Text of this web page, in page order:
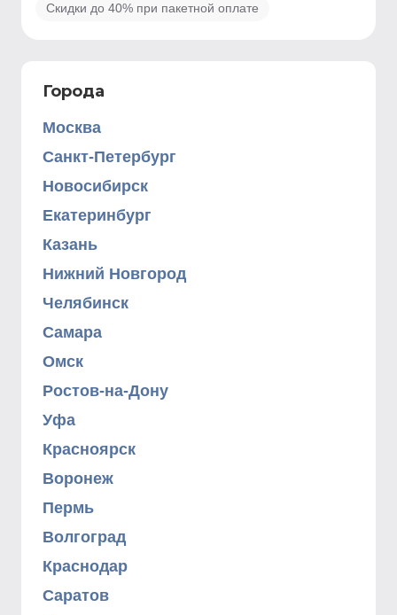
Скидки до 40% при пакетной оплате
Города
Москва
Санкт-Петербург
Новосибирск
Екатеринбург
Казань
Нижний Новгород
Челябинск
Самара
Омск
Ростов-на-Дону
Уфа
Красноярск
Воронеж
Пермь
Волгоград
Краснодар
Саратов